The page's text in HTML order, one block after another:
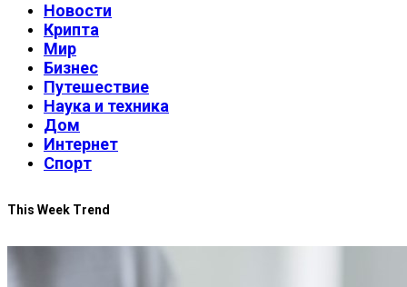
Новости
Крипта
Мир
Бизнес
Путешествие
Наука и техника
Дом
Интернет
Спорт
This Week Trend